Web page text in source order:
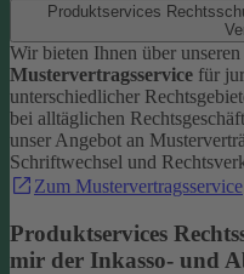
Produktservices
Wir bieten Ihnen über
Mustervertragsservice für
unterschiedlicher
bei alltäglichen
unser Angebot an
Schriftwechsel und
Zum Mustervertragsservice
Produktservices
mir der Inkasso- und